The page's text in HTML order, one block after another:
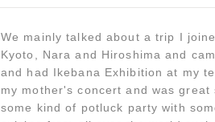
We mainly talked about a trip I
Kyoto, Nara and Hiroshima and
and had Ikebana Exhibition at my
my mother's concert and was
some kind of potluck party with